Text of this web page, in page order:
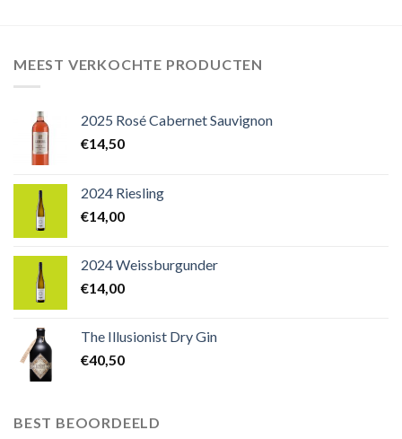
MEEST VERKOCHTE PRODUCTEN
2025 Rosé Cabernet Sauvignon
€14,50
2024 Riesling
€14,00
2024 Weissburgunder
€14,00
The Illusionist Dry Gin
€40,50
BEST BEOORDEELD